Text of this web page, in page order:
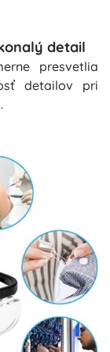
detail
presvetlia
detailov pri